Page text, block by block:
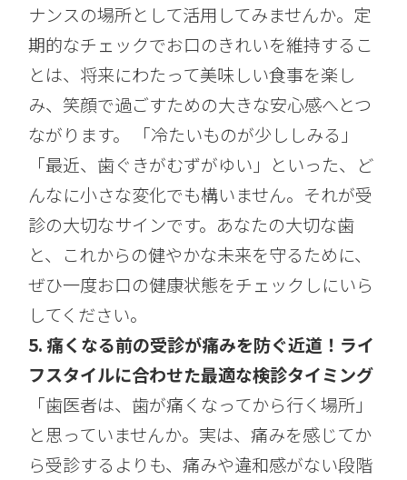
ナンスの場所として活用してみませんか。定
期的なチェックでお口のきれいを維持するこ
とは、将来にわたって美味しい食事を楽し
み、笑顔で過ごすための大きな安心感へとつ
ながります。 「冷たいものが少ししみる」
「最近、歯ぐきがむずがゆい」といった、ど
んなに小さな変化でも構いません。それが受
診の大切なサインです。あなたの大切な歯
と、これからの健やかな未来を守るために、
ぜひ一度お口の健康状態をチェックしにいら
してください。
5. 痛くなる前の受診が痛みを防ぐ近道！ライ
フスタイルに合わせた最適な検診タイミング
「歯医者は、歯が痛くなってから行く場所」
と思っていませんか。実は、痛みを感じてか
ら受診するよりも、痛みや違和感がない段階